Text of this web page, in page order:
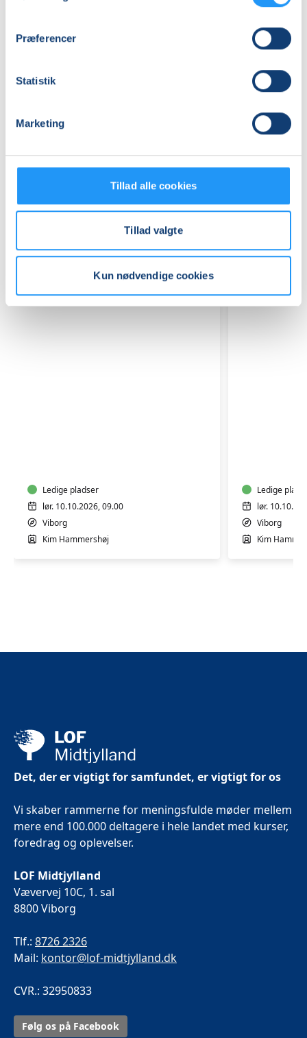
Præferencer
Statistik
Marketing
Tillad alle cookies
Tillad valgte
Kun nødvendige cookies
LOF Midtjylland, Vævervej 10c, 1 sal, 8800
, Viborg
Se på kort
Praktiske oplysninger
Relaterede hold
Ledige pladser
lør. 10.10.2026, 09.00
Viborg
Kim Hammershøj
Ledige
lør.
Viborg
Kim
Det, der er vigtigt for samfundet, er vigtigt for os
Vi skaber rammerne for meningsfulde møder mellem
mere end 100.000 deltagere i hele landet med kurser,
foredrag og oplevelser.
LOF Midtjylland
Vævervej 10C, 1. sal
8800 Viborg
Tlf.: 8726 2326
Mail: kontor@lof-midtjylland.dk
CVR.: 32950833
Følg os på Facebook